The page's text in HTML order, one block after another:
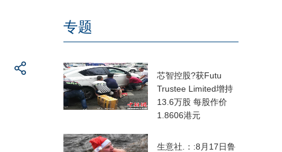
专题
芯智控股?获Futu
Trustee Limited增持
13.6万股 每股作价
1.8606港元
生意社.：:8月17日鲁